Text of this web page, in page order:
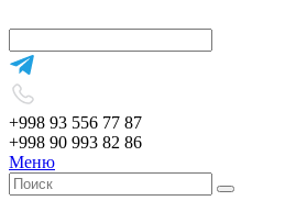
+998 93 556 77 87
+998 90 993 82 86
Меню